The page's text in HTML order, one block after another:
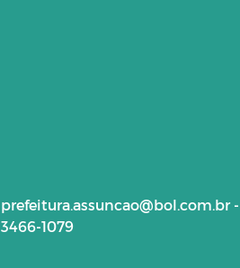
prefeitura.assuncao@bol.com.br
3466-1079